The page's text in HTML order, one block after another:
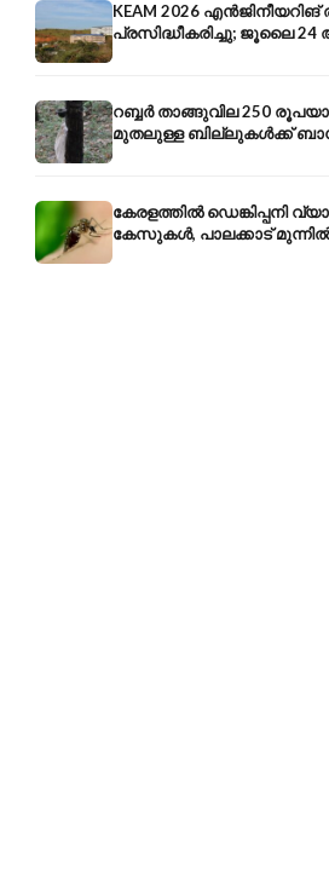
KEAM 2026 എൻജിനീയറിങ്
പ്രസിദ്ധീകരിച്ചു; ജൂലൈ
അറിയേണ്ടതെല്ലാം
റബ്ബർ താങ്ങുവില 250
മുതലുള്ള ബില്ലുകൾക്ക്
കർഷകർക്ക് ആശ്വാസം
കേരളത്തിൽ ഡെങ്കിപ്പനി
കേസുകൾ, പാലക്കാട്
എങ്ങനെ?